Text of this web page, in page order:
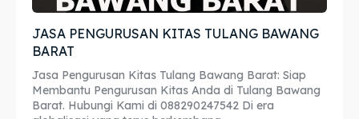
Asuransi
Blog
Asuransi
Blog
JASA PENGURUSAN KITAS TULANG BAWANG
BARAT
Jasa Pengurusan Kitas Tulang Bawang Barat: Siap
Membantu Pengurusan Kitas Anda di Tulang Bawang
Barat. Hubungi Kami di 088290247542 Di era